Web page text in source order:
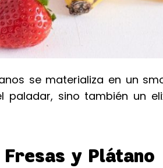
se materializa en un
paladar, sino también un
Fresas y Plátano